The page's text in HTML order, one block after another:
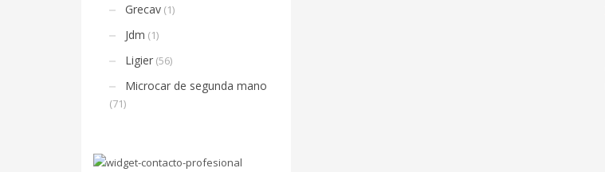
Grecav (1)
Jdm (1)
Ligier (56)
Microcar de segunda mano
(71)